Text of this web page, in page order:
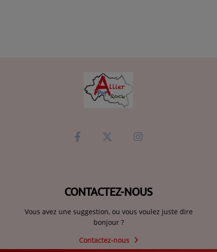
CONTACTEZ-NOUS
Vous avez une suggestion, ou vous voulez juste dire
bonjour ?
Contactez-nous